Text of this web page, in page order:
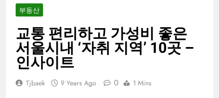
부동산
교통 편리하고 가성비 좋은
서울시내 ‘자취 지역’ 10곳 –
인사이트
Tjbaek 9 Years Ago 0 1 Mins